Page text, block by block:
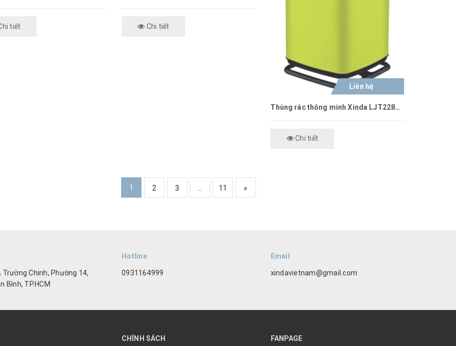
tiết Chi tiết
Liên hệ
Thùng rác thông minh Xinda LJT2288B-9LY
Chi tiết
1 2 3 11 »
Trường Chinh, Phường 14,
Bình, TP.HCM
Hotline
0931164999
Email
xindavietnam@gmail.com
CHÍNH SÁCH FANPAGE